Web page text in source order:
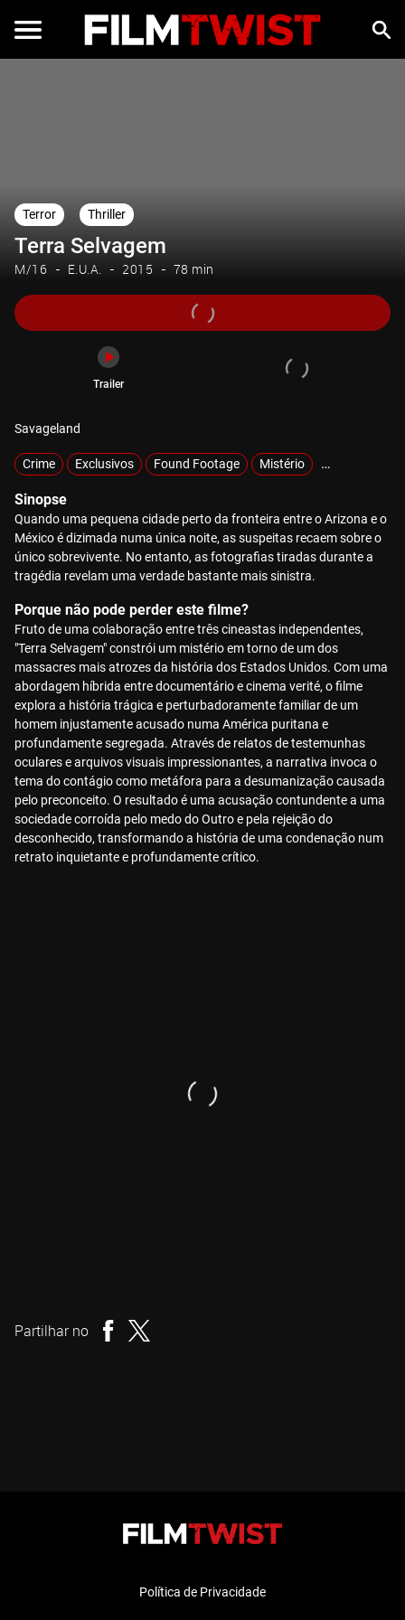
Terror Thriller
Terra Selvagem
M/16 E.U.A. 2015 78 min
Trailer
Savageland
Crime Exclusivos Found Footage Mistério Sobrenatural
Sinopse
Quando uma pequena cidade perto da fronteira entre o Arizona e o
México é dizimada numa única noite, as suspeitas recaem sobre o
único sobrevivente. No entanto, as fotografias tiradas durante a
tragédia revelam uma verdade bastante mais sinistra.
Porque não pode perder este filme?
Fruto de uma colaboração entre três cineastas independentes,
"Terra Selvagem" constrói um mistério em torno de um dos
massacres mais atrozes da história dos Estados Unidos. Com uma
abordagem híbrida entre documentário e cinema verité, o filme
explora a história trágica e perturbadoramente familiar de um
homem injustamente acusado numa América puritana e
profundamente segregada. Através de relatos de testemunhas
oculares e arquivos visuais impressionantes, a narrativa invoca o
tema do contágio como metáfora para a desumanização causada
pelo preconceito. O resultado é uma acusação contundente a uma
sociedade corroída pelo medo do Outro e pela rejeição do
desconhecido, transformando a história de uma condenação num
retrato inquietante e profundamente crítico.
Partilhar no
Política de Privacidade